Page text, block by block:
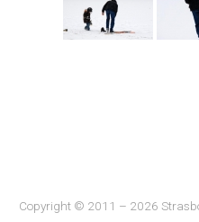
Copyright © 2011 – 2026